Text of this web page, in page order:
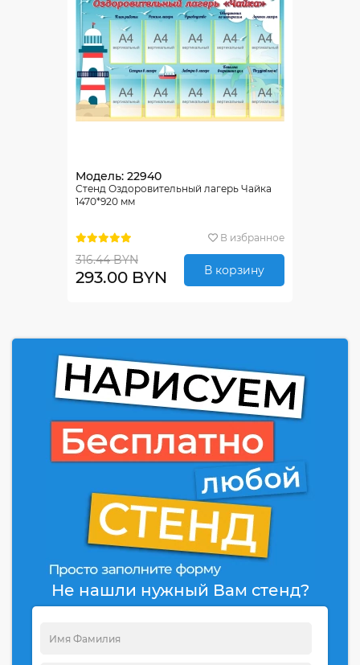
Модель: 22940
Стенд Оздоровительный лагерь Чайка
1470*920 мм
В избранное
316.44 BYN
293.00 BYN В корзину
Не нашли нужный Вам стенд?